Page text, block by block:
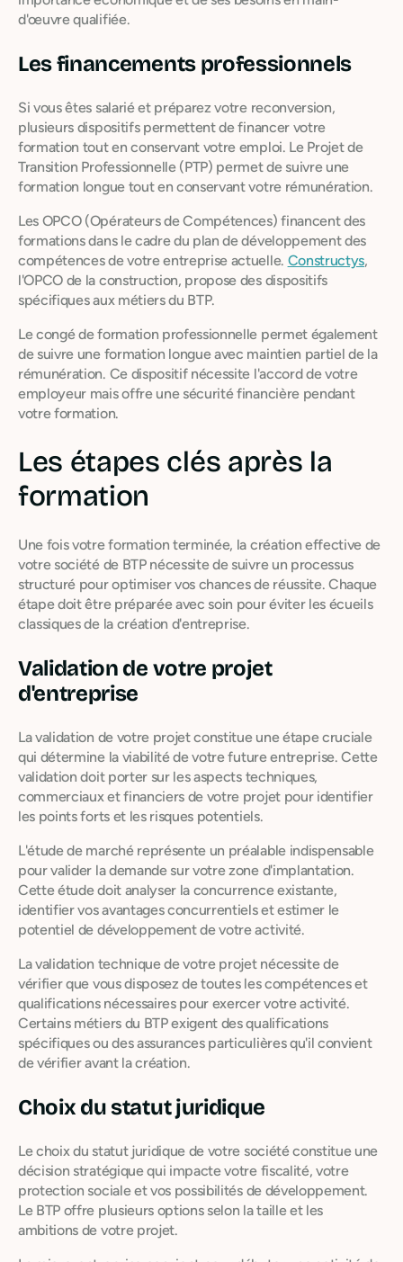
d'œuvre qualifiée.
Les financements professionnels
Si vous êtes salarié et préparez votre reconversion,
plusieurs dispositifs permettent de financer votre
formation tout en conservant votre emploi. Le Projet de
Transition Professionnelle (PTP) permet de suivre une
formation longue tout en conservant votre rémunération.
Les OPCO (Opérateurs de Compétences) financent des
formations dans le cadre du plan de développement des
compétences de votre entreprise actuelle. Constructys,
l'OPCO de la construction, propose des dispositifs
spécifiques aux métiers du BTP.
Le congé de formation professionnelle permet également
de suivre une formation longue avec maintien partiel de la
rémunération. Ce dispositif nécessite l'accord de votre
employeur mais offre une sécurité financière pendant
votre formation.
Les étapes clés après la
formation
Une fois votre formation terminée, la création effective de
votre société de BTP nécessite de suivre un processus
structuré pour optimiser vos chances de réussite. Chaque
étape doit être préparée avec soin pour éviter les écueils
classiques de la création d'entreprise.
Validation de votre projet
d'entreprise
La validation de votre projet constitue une étape cruciale
qui détermine la viabilité de votre future entreprise. Cette
validation doit porter sur les aspects techniques,
commerciaux et financiers de votre projet pour identifier
les points forts et les risques potentiels.
L'étude de marché représente un préalable indispensable
pour valider la demande sur votre zone d'implantation.
Cette étude doit analyser la concurrence existante,
identifier vos avantages concurrentiels et estimer le
potentiel de développement de votre activité.
La validation technique de votre projet nécessite de
vérifier que vous disposez de toutes les compétences et
qualifications nécessaires pour exercer votre activité.
Certains métiers du BTP exigent des qualifications
spécifiques ou des assurances particulières qu'il convient
de vérifier avant la création.
Choix du statut juridique
Le choix du statut juridique de votre société constitue une
décision stratégique qui impacte votre fiscalité, votre
protection sociale et vos possibilités de développement.
Le BTP offre plusieurs options selon la taille et les
ambitions de votre projet.